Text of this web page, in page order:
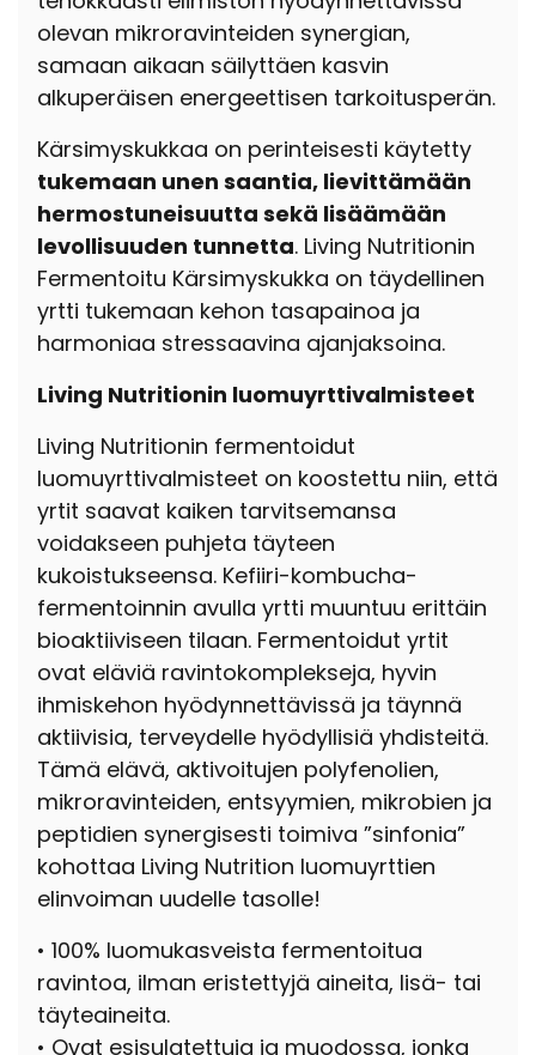
olevan mikroravinteiden synergian,
samaan aikaan säilyttäen kasvin
alkuperäisen energeettisen tarkoitusperän.
Kärsimyskukkaa on perinteisesti käytetty
tukemaan unen saantia, lievittämään
hermostuneisuutta sekä lisäämään
levollisuuden tunnetta. Living Nutritionin
Fermentoitu Kärsimyskukka on täydellinen
yrtti tukemaan kehon tasapainoa ja
harmoniaa stressaavina ajanjaksoina.
Living Nutritionin luomuyrttivalmisteet
Living Nutritionin fermentoidut
luomuyrttivalmisteet on koostettu niin, että
yrtit saavat kaiken tarvitsemansa
voidakseen puhjeta täyteen
kukoistukseensa. Kefiiri-kombucha-
fermentoinnin avulla yrtti muuntuu erittäin
bioaktiiviseen tilaan. Fermentoidut yrtit
ovat eläviä ravintokomplekseja, hyvin
ihmiskehon hyödynnettävissä ja täynnä
aktiivisia, terveydelle hyödyllisiä yhdisteitä.
Tämä elävä, aktivoitujen polyfenolien,
mikroravinteiden, entsyymien, mikrobien ja
peptidien synergisesti toimiva ”sinfonia”
kohottaa Living Nutrition luomuyrttien
elinvoiman uudelle tasolle!
• 100% luomukasveista fermentoitua
ravintoa, ilman eristettyjä aineita, lisä- tai
täyteaineita.
• Ovat esisulatettuja ja muodossa, jonka